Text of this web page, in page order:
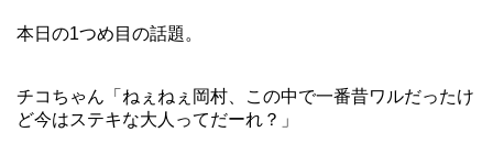
本日の1つめ目の話題。
チコちゃん「ねぇねぇ岡村、この中で一番昔ワルだったけ
ど今はステキな大人ってだーれ？」